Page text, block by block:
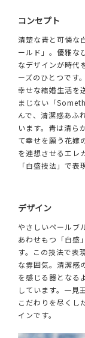
コンセプト
清楚な青と可憐な
ールド」。優雅な
なデザインが時代
ーズのひとつです。
幸せな結婚生活を
まじない「
んで、清潔感あふ
います。青は清ら
て幸せを願う花嫁
を連想させるエレ
「白盛技法」で表
デザイン
やさしいペールブ
あわせもつ「白盛
す。この技法で表
な雰囲気。清潔感
を感じる器となる
しています。一見
こだわりを尽くし
インです。